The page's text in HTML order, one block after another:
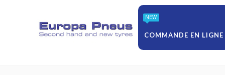
NEW
COMMANDE EN LIGNE